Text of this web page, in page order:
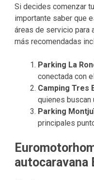
Si decides comenzar
importante saber que
áreas de servicio para
más recomendadas
Parking La
conectada con
Camping Tres
quienes buscan
Parking
principales
autocaravana